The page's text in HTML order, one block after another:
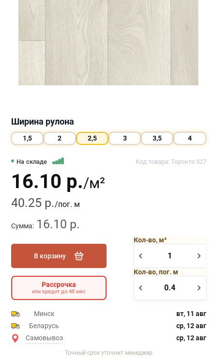
На складе Код товара: Торонто 527
16.10 р./м²
40.25 р./пог. м
Сумма: 16.10 р.
В корзину
Кол-во, м²
Кол-во, пог. м
Рассрочка
или кредит до 48 мес
Минск
вт, 11 авг
Беларусь
ср, 12 авг
Самовывоз
ср, 12 авг
Точный срок уточнит менеджер
Ширина рулона
1,5 2 2,5 3 3,5 4